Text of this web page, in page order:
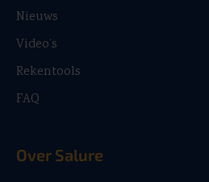
Nieuws
Video’s
Rekentools
FAQ
Over Salure